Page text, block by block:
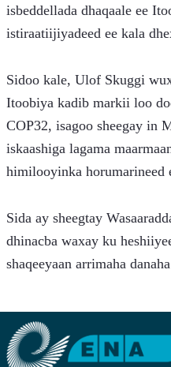
isbeddellada dhaqaale ee
istiraatiijiyadeed ee kala
Sidoo kale, Ulof Skuggi
Itoobiya kadib markii loo
COP32, isagoo sheegay in
iskaashiga lagama
himilooyinka horumarineed
Sida ay sheegtay
dhinacba waxay ku
shaqeeyaan arrimaha